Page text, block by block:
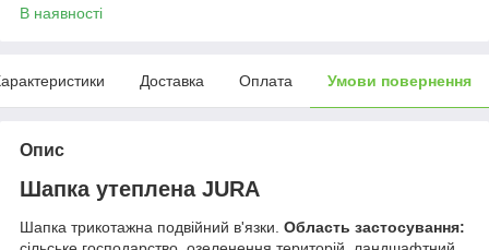
В наявності
Доставка Оплата Умови повернення
Опис
Шапка утеплена JURA
Шапка трикотажна подвійний в'язки. Область застосування: